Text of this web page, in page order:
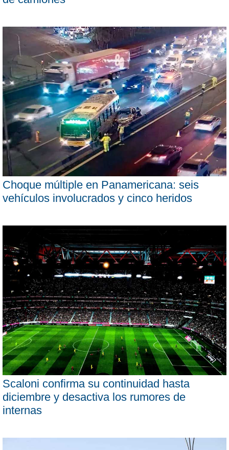
Choque múltiple en Panamericana: seis
vehículos involucrados y cinco heridos
Scaloni confirma su continuidad hasta
diciembre y desactiva los rumores de
internas